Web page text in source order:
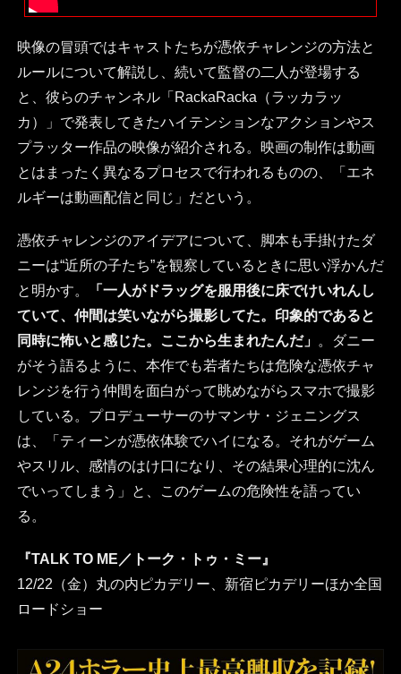
映像の冒頭ではキャストたちが憑依チャレンジの方法と
ルールについて解説し、続いて監督の二人が登場する
と、彼らのチャンネル「RackaRacka（ラッカラッ
カ）」で発表してきたハイテンションなアクションやス
プラッター作品の映像が紹介される。映画の制作は動画
とはまったく異なるプロセスで行われるものの、「エネ
ルギーは動画配信と同じ」だという。
憑依チャレンジのアイデアについて、脚本も手掛けたダ
ニーは“近所の子たち”を観察しているときに思い浮かんだ
と明かす。
「一人がドラッグを服用後に床でけいれんし
ていて、仲間は笑いながら撮影してた。印象的であると
同時に怖いと感じた。ここから生まれたんだ」 。ダニー
がそう語るように、本作でも若者たちは危険な憑依チャ
レンジを行う仲間を面白がって眺めながらスマホで撮影
している。プロデューサーのサマンサ・ジェニングス
は、「ティーンが憑依体験でハイになる。それがゲーム
やスリル、感情のはけ口になり、その結果心理的に沈ん
でいってしまう」と、このゲームの危険性を語ってい
る。
『TALK TO ME／トーク・トゥ・ミー』
12/22（金）丸の内ピカデリー、新宿ピカデリーほか全国
ロードショー